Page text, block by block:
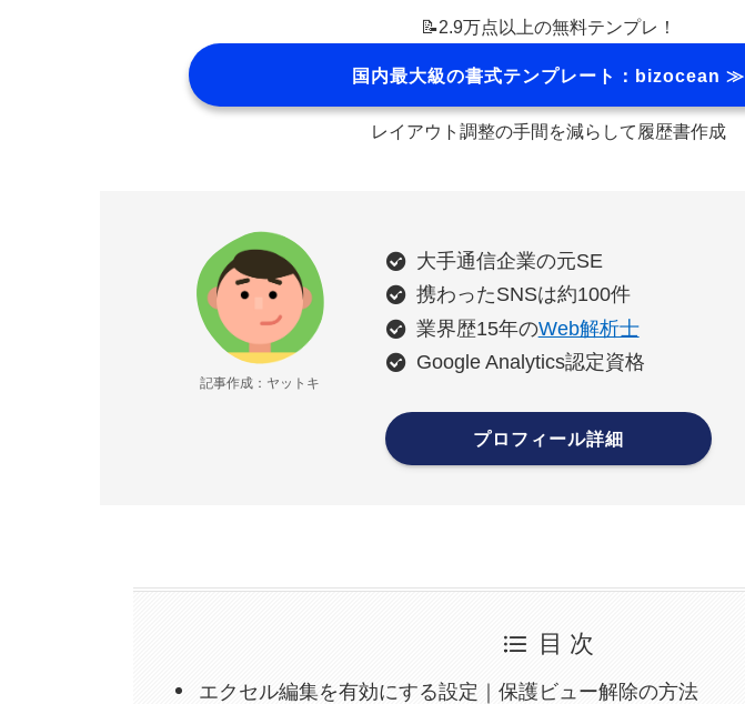
📝2.9万点以上の無料テンプレ！
国内最大級の書式テンプレート：bizocean ≫
レイアウト調整の手間を減らして履歴書作成
記事作成：ヤットキ
大手通信企業の元SE
携わったSNSは約100件
業界歴15年のWeb解析士
Google Analytics認定資格
プロフィール詳細
目 次
エクセル編集を有効にする設定｜保護ビュー解除の方法